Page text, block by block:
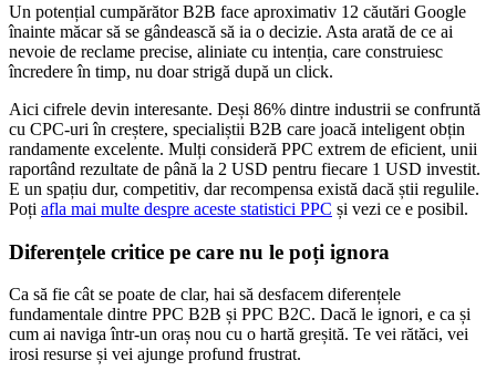
Un potențial cumpărător B2B face aproximativ 12 căutări Google
înainte măcar să se gândească să ia o decizie. Asta arată de ce ai
nevoie de reclame precise, aliniate cu intenția, care construiesc
încredere în timp, nu doar strigă după un click.
Aici cifrele devin interesante. Deși 86% dintre industrii se confruntă
cu CPC-uri în creștere, specialiștii B2B care joacă inteligent obțin
randamente excelente. Mulți consideră PPC extrem de eficient, unii
raportând rezultate de până la 2 USD pentru fiecare 1 USD investit.
E un spațiu dur, competitiv, dar recompensa există dacă știi regulile.
Poți afla mai multe despre aceste statistici PPC și vezi ce e posibil.
Diferențele critice pe care nu le poți ignora
Ca să fie cât se poate de clar, hai să desfacem diferențele
fundamentale dintre PPC B2B și PPC B2C. Dacă le ignori, e ca și
cum ai naviga într-un oraș nou cu o hartă greșită. Te vei rătăci, vei
irosi resurse și vei ajunge profund frustrat.